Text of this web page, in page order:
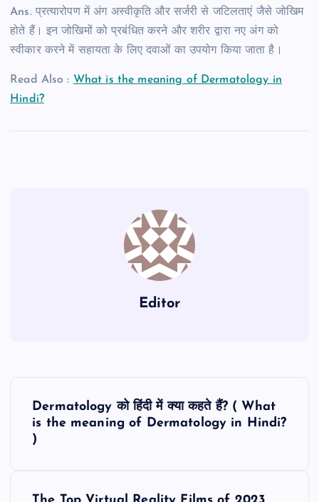
Ans. प्रत्यारोपण में अंग अस्वीकृति और सर्जरी से जटिलताएं जैसे जोखिम
होते हैं। इन जोखिमों को प्रबंधित करने और शरीर द्वारा नए अंग को
स्वीकार करने में सहायता के लिए दवाओं का उपयोग किया जाता है।
Read Also : What is the meaning of Dermatology in
Hindi?
Editor
Dermatology को हिंदी में क्या कहते हैं? ( What
is the meaning of Dermatology in Hindi?
)